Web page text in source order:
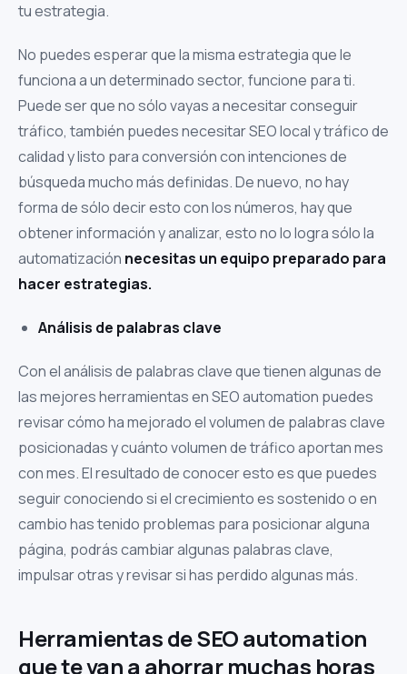
tu estrategia.
No puedes esperar que la misma estrategia que le
funciona a un determinado sector, funcione para ti.
Puede ser que no sólo vayas a necesitar conseguir
tráfico, también puedes necesitar SEO local y tráfico de
calidad y listo para conversión con intenciones de
búsqueda mucho más definidas. De nuevo, no hay
forma de sólo decir esto con los números, hay que
obtener información y analizar, esto no lo logra sólo la
automatización necesitas un equipo preparado para
hacer estrategias.
Análisis de palabras clave
Con el análisis de palabras clave que tienen algunas de
las mejores herramientas en SEO automation puedes
revisar cómo ha mejorado el volumen de palabras clave
posicionadas y cuánto volumen de tráfico aportan mes
con mes. El resultado de conocer esto es que puedes
seguir conociendo si el crecimiento es sostenido o en
cambio has tenido problemas para posicionar alguna
página, podrás cambiar algunas palabras clave,
impulsar otras y revisar si has perdido algunas más.
Herramientas de SEO automation
que te van a ahorrar muchas horas